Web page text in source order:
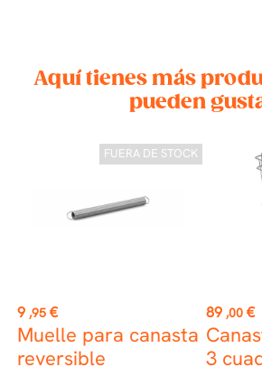
Aquí tienes más
pueden
FUERA DE STOCK
Precio
9 ,95 €
Muelle para canasta
reversible
Precio
89 ,00 €
3